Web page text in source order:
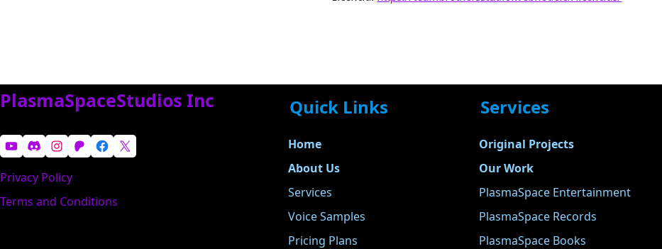
PlasmaSpaceStudios Inc
YouTube Discord Instagram Patreon Facebook X
Privacy Policy
Terms and Conditions
Quick Links
Home
About Us
Services
Voice Samples
Pricing Plans
Services
Original Projects
Our Work
PlasmaSpace Entertainment
PlasmaSpace Records
PlasmaSpace Books